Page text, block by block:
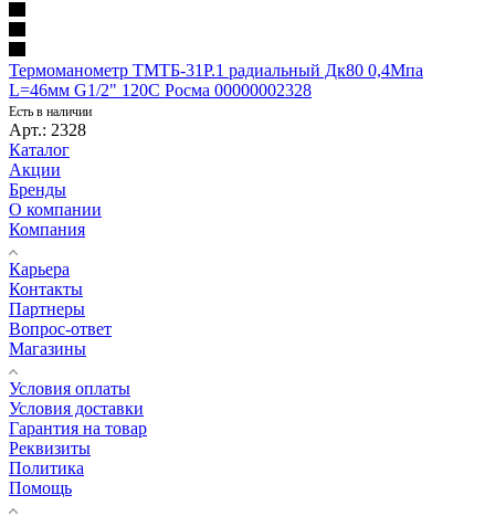
Термоманометр ТМТБ-31Р.1 радиальный Дк80 0,4Мпа
L=46мм G1/2" 120С Росма 00000002328
Есть в наличии
Арт.: 2328
Каталог
Акции
Бренды
О компании
Компания
Карьера
Контакты
Партнеры
Вопрос-ответ
Магазины
Условия оплаты
Условия доставки
Гарантия на товар
Реквизиты
Политика
Помощь